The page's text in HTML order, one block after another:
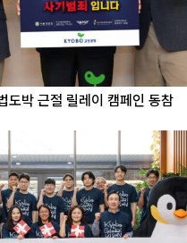
도박 근절 릴레이 캠페인 동참